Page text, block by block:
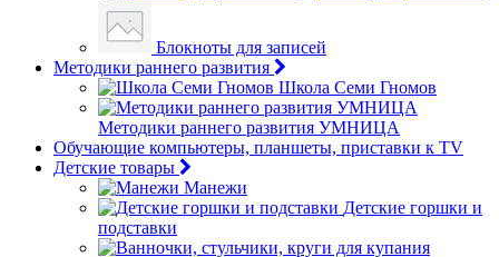
Блокноты для записей
Методики раннего развития
Школа Семи Гномов
Методики раннего развития УМНИЦА
Обучающие компьютеры, планшеты, приставки к TV
Детские товары
Манежи
Детские горшки и
подставки